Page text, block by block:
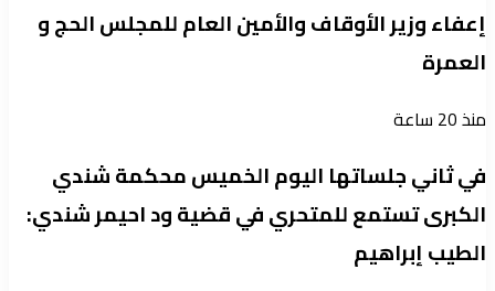
إعفاء وزير الأوقاف والأمين العام للمجلس الحج و
العمرة
منذ 20 ساعة
في ثاني جلساتها اليوم الخميس محكمة شندي
الكبرى تستمع للمتحري في قضية ود احيمر شندي:
الطيب إبراهيم